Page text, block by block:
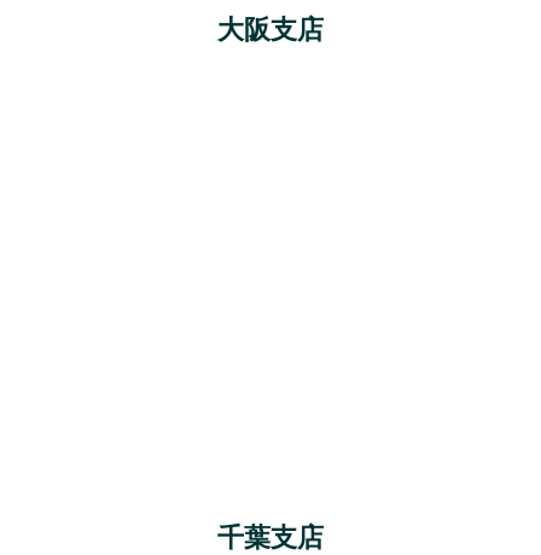
大阪支店
千葉支店